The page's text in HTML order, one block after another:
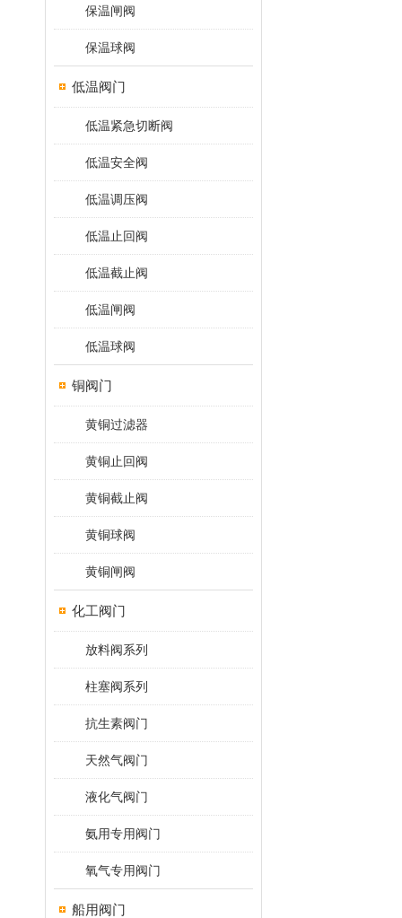
保温闸阀
保温球阀
低温阀门
低温紧急切断阀
低温安全阀
低温调压阀
低温止回阀
低温截止阀
低温闸阀
低温球阀
铜阀门
黄铜过滤器
黄铜止回阀
黄铜截止阀
黄铜球阀
黄铜闸阀
化工阀门
放料阀系列
柱塞阀系列
抗生素阀门
天然气阀门
液化气阀门
氨用专用阀门
氧气专用阀门
船用阀门